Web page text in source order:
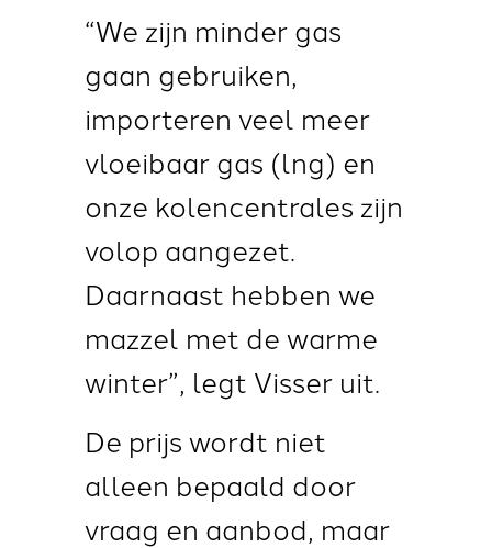
“We zijn minder gas
gaan gebruiken,
importeren veel meer
vloeibaar gas (lng) en
onze kolencentrales zijn
volop aangezet.
Daarnaast hebben we
mazzel met de warme
winter”, legt Visser uit.
De prijs wordt niet
alleen bepaald door
vraag en aanbod, maar